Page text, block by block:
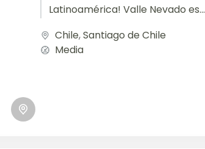
Latinoamérica! Valle Nevado es...
Chile,Santiago de Chile
Media